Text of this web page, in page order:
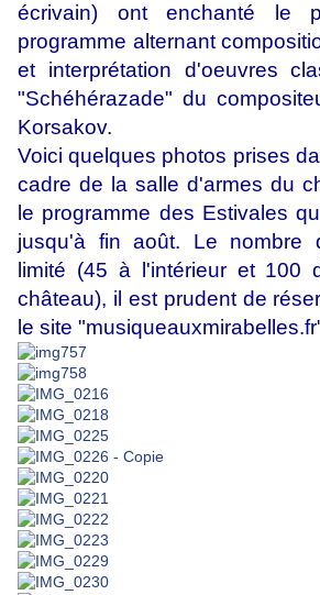
écrivain) ont enchanté le
programme alternant
et interprétation d'oeuvres
"Schéhérazade" du
Korsakov.
Voici quelques photos prises
cadre de la salle d'armes du
le programme des Estivales
jusqu'à fin août. Le nombre
limité (45 à l'intérieur et 100
château), il est prudent de
le site